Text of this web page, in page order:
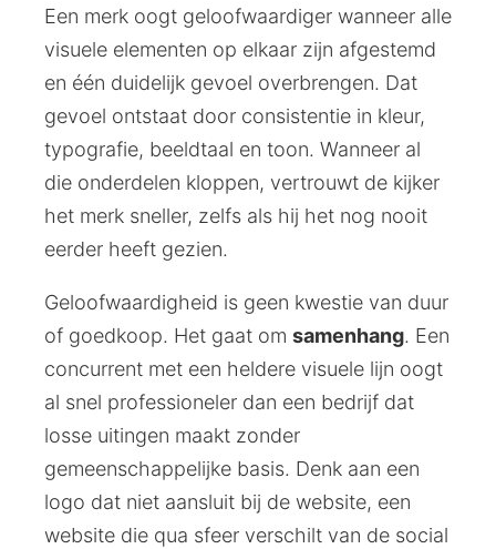
Een merk oogt geloofwaardiger wanneer alle
visuele elementen op elkaar zijn afgestemd
en één duidelijk gevoel overbrengen. Dat
gevoel ontstaat door consistentie in kleur,
typografie, beeldtaal en toon. Wanneer al
die onderdelen kloppen, vertrouwt de kijker
het merk sneller, zelfs als hij het nog nooit
eerder heeft gezien.
Geloofwaardigheid is geen kwestie van duur
of goedkoop. Het gaat om samenhang. Een
concurrent met een heldere visuele lijn oogt
al snel professioneler dan een bedrijf dat
losse uitingen maakt zonder
gemeenschappelijke basis. Denk aan een
logo dat niet aansluit bij de website, een
website die qua sfeer verschilt van de social